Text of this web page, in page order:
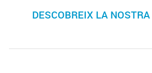
DESCOBREIX LA